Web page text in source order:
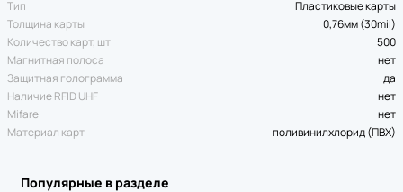
Тип
Пластиковые карты
Толщина карты
0,76мм (30mil)
Количество карт, шт
500
Магнитная полоса
нет
Защитная голограмма
да
Наличие RFID UHF
нет
Mifare
нет
Материал карт
поливинилхлорид (ПВХ)
Популярные в разделе